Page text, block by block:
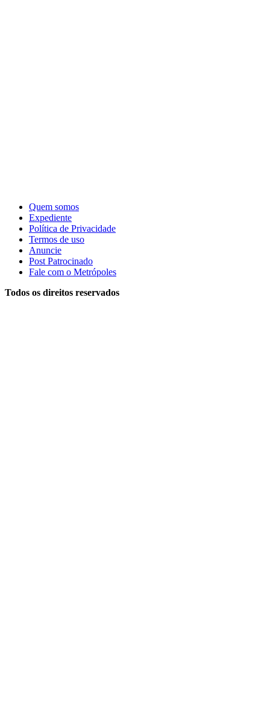
Quem somos
Expediente
Política de Privacidade
Termos de uso
Anuncie
Post Patrocinado
Fale com o Metrópoles
Todos os direitos reservados